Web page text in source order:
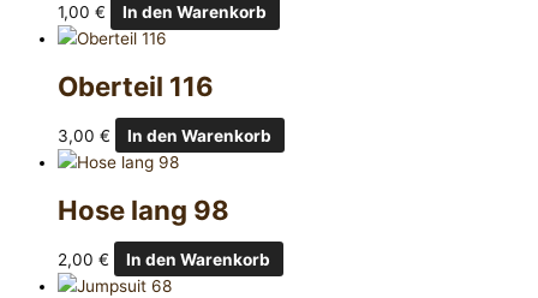
1,00 € In den Warenkorb
Oberteil 116
3,00 € In den Warenkorb
Hose lang 98
2,00 € In den Warenkorb